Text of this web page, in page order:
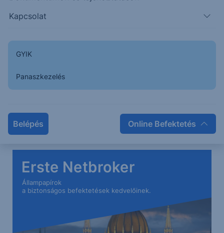
Kapcsolat
GYIK
Panaszkezelés
Belépés Online Befektetés
Erste Netbroker
Állampapírok
a biztonságos befektetések kedvelőinek.